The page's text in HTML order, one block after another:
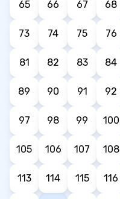
65 66 67 68
73 74 75 76
81 82 83 84
89 90 91 92
97 98 99 100
105 106 107 108
113 114 115 116